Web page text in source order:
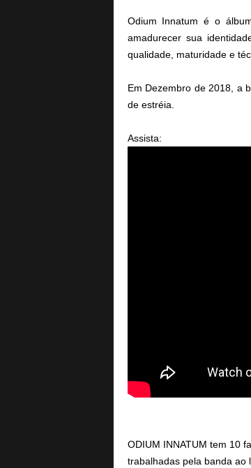
Odium Innatum é o
amadurecer sua
qualidade, maturidade e
Em Dezembro de 2018, a
de estréia.
Assista:
ODIUM INNATUM tem 10
trabalhadas pela banda ao